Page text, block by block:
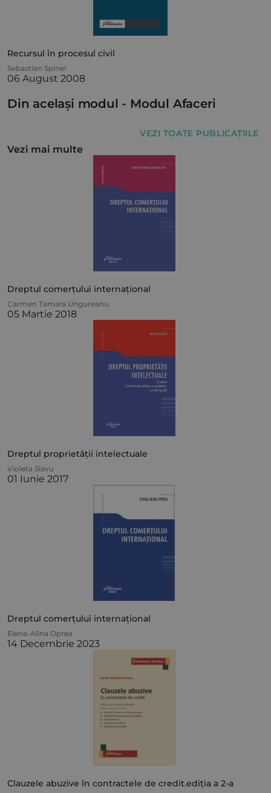
Recursul în procesul civil
Sebastian Spinei
06 August 2008
Din același modul - Modul Afaceri
VEZI TOATE PUBLICAȚIILE
Vezi mai multe
Dreptul comerțului internațional
Carmen Tamara Ungureanu
05 Martie 2018
Dreptul proprietății intelectuale
Violeta Slavu
01 Iunie 2017
Dreptul comerțului internațional
Elena-Alina Oprea
14 Decembrie 2023
Clauzele abuzive în contractele de credit.ediția a 2-a